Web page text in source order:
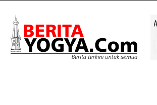
Yogya